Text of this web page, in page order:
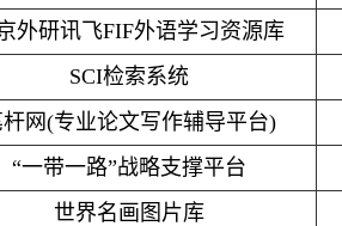
外研讯飞FIF外语学习资源库
SCI检索系统
网(专业论文写作辅导平台)
“一带一路”战略支撑平台
世界名画图片库